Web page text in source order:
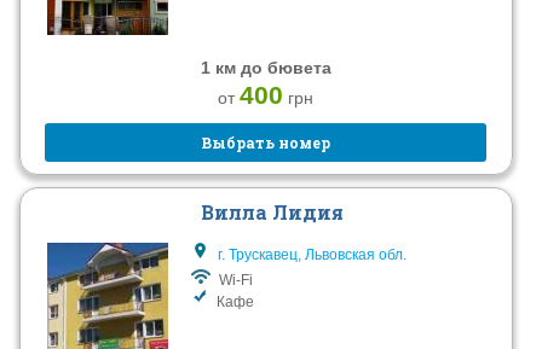
1 км до бювета
от400 грн
Выбрать номер
Вилла Лидия
г. Трускавец, Львовская обл.
Wi-Fi
Кафе